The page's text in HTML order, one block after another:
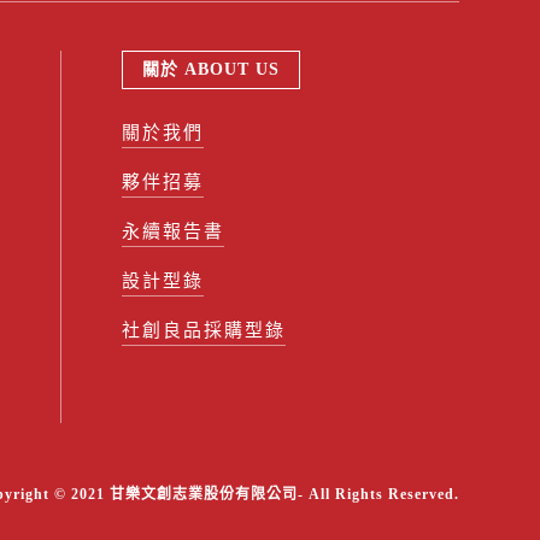
關於 ABOUT US
關於我們
夥伴招募
永續報告書
設計型錄
社創良品採購型錄
© 2021 甘樂文創志業股份有限公司- All Rights Reserved.